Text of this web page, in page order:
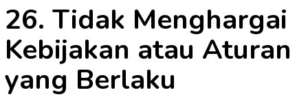
26. Tidak Menghargai
Kebijakan atau Aturan
yang Berlaku